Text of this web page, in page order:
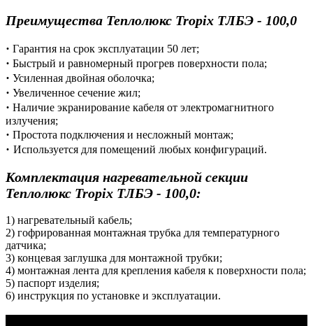
Преимущества Теплолюкс Tropix ТЛБЭ - 100,0
· Гарантия на срок эксплуатации 50 лет;
· Быстрый и равномерный прогрев поверхности пола;
· Усиленная двойная оболочка;
· Увеличенное сечение жил;
· Наличие экранирование кабеля от электромагнитного
излучения;
· Простота подключения и несложный монтаж;
· Используется для помещений любых конфигураций.
Комплектация нагревательной секции
Теплолюкс Tropix ТЛБЭ - 100,0:
1) нагревательный кабель;
2) гофрированная монтажная трубка для температурного
датчика;
3) концевая заглушка для монтажной трубки;
4) монтажная лента для крепления кабеля к поверхности пола;
5) паспорт изделия;
6) инструкция по установке и эксплуатации.